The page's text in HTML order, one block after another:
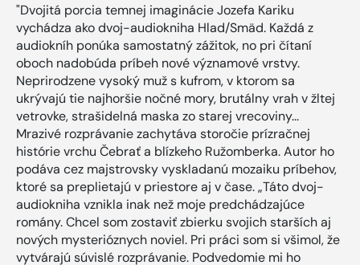
"Dvojitá porcia temnej imaginácie Jozefa Kariku
vychádza ako dvoj-audiokniha Hlad/Smäd. Každá z
audiokníh ponúka samostatný zážitok, no pri čítaní
oboch nadobúda príbeh nové významové vrstvy.
Neprirodzene vysoký muž s kufrom, v ktorom sa
ukrývajú tie najhoršie nočné mory, brutálny vrah v žltej
vetrovke, strašidelná maska zo starej vrecoviny...
Mrazivé rozprávanie zachytáva storočie prízračnej
histórie vrchu Čebrať a blízkeho Ružomberka. Autor ho
podáva cez majstrovsky vyskladanú mozaiku príbehov,
ktoré sa preplietajú v priestore aj v čase. „Táto dvoj-
audiokniha vznikla inak než moje predchádzajúce
romány. Chcel som zostaviť zbierku svojich starších aj
nových mysterióznych noviel. Pri práci som si všimol, že
vytvárajú súvislé rozprávanie. Podvedomie mi ho